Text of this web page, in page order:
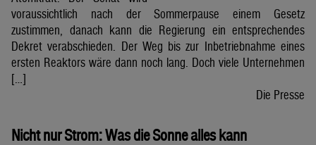
voraussichtlich nach der Sommerpause einem Gesetz
zustimmen, danach kann die Regierung ein entsprechendes
Dekret verabschieden. Der Weg bis zur Inbetriebnahme eines
ersten Reaktors wäre dann noch lang. Doch viele Unternehmen
[…]
Die Presse
Nicht nur Strom: Was die Sonne alles kann